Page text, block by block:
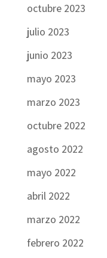
octubre 2023
julio 2023
junio 2023
mayo 2023
marzo 2023
octubre 2022
agosto 2022
mayo 2022
abril 2022
marzo 2022
febrero 2022